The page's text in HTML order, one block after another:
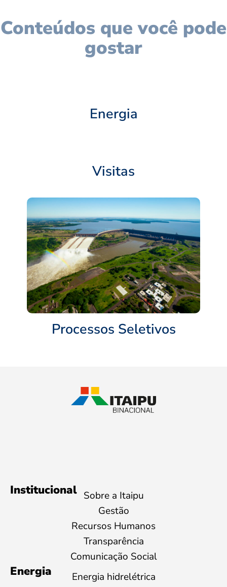
Conteúdos que você pode
gostar
Energia
Visitas
Processos Seletivos
Institucional Sobre a Itaipu
Gestão
Recursos Humanos
Transparência
Comunicação Social
Energia
Energia hidrelétrica